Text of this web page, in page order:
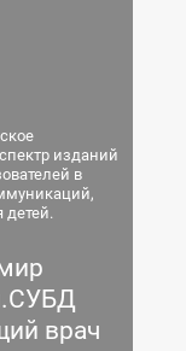
изданий
в
врач